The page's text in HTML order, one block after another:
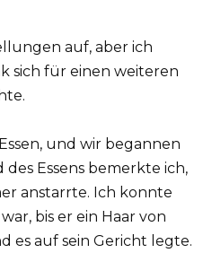
auf, aber ich
sich für einen weiteren
und wir begannen
Essens bemerkte ich,
anstarrte. Ich konnte
bis er ein Haar von
es auf sein Gericht legte.